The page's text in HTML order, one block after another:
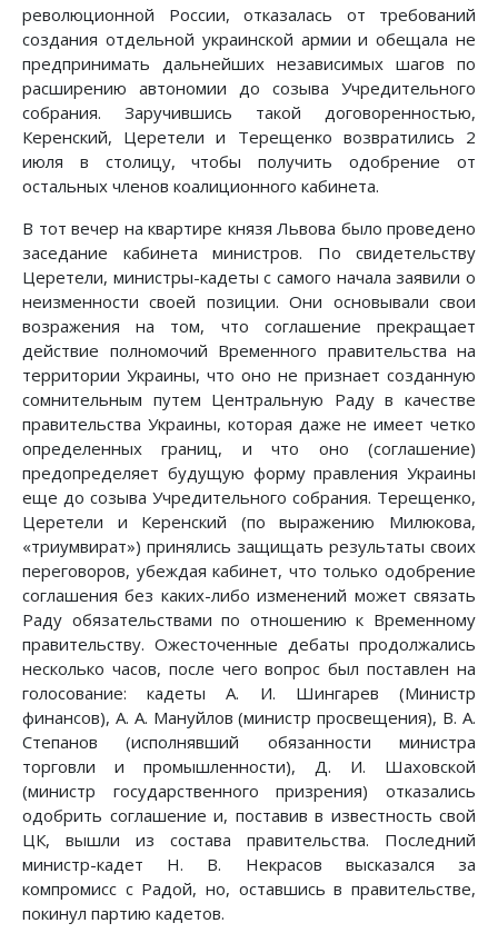
революционной России, отказалась от требований
создания отдельной украинской армии и обещала не
предпринимать дальнейших независимых шагов по
расширению автономии до созыва Учредительного
собрания. Заручившись такой договоренностью,
Керенский, Церетели и Терещенко возвратились 2
июля в столицу, чтобы получить одобрение от
остальных членов коалиционного кабинета.
В тот вечер на квартире князя Львова было проведено
заседание кабинета министров. По свидетельству
Церетели, министры-кадеты с самого начала заявили о
неизменности своей позиции. Они основывали свои
возражения на том, что соглашение прекращает
действие полномочий Временного правительства на
территории Украины, что оно не признает созданную
сомнительным путем Центральную Раду в качестве
правительства Украины, которая даже не имеет четко
определенных границ, и что оно (соглашение)
предопределяет будущую форму правления Украины
еще до созыва Учредительного собрания. Терещенко,
Церетели и Керенский (по выражению Милюкова,
«триумвират») принялись защищать результаты своих
переговоров, убеждая кабинет, что только одобрение
соглашения без каких-либо изменений может связать
Раду обязательствами по отношению к Временному
правительству. Ожесточенные дебаты продолжались
несколько часов, после чего вопрос был поставлен на
голосование: кадеты А. И. Шингарев (Министр
финансов), А. А. Мануйлов (министр просвещения), В. А.
Степанов (исполнявший обязанности министра
торговли и промышленности), Д. И. Шаховской
(министр государственного призрения) отказались
одобрить соглашение и, поставив в известность свой
ЦК, вышли из состава правительства. Последний
министр-кадет Н. В. Некрасов высказался за
компромисс с Радой, но, оставшись в правительстве,
покинул партию кадетов.